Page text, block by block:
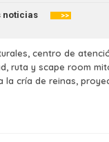
noticias >>
centro de
ruta y scape room
la cría de reinas,